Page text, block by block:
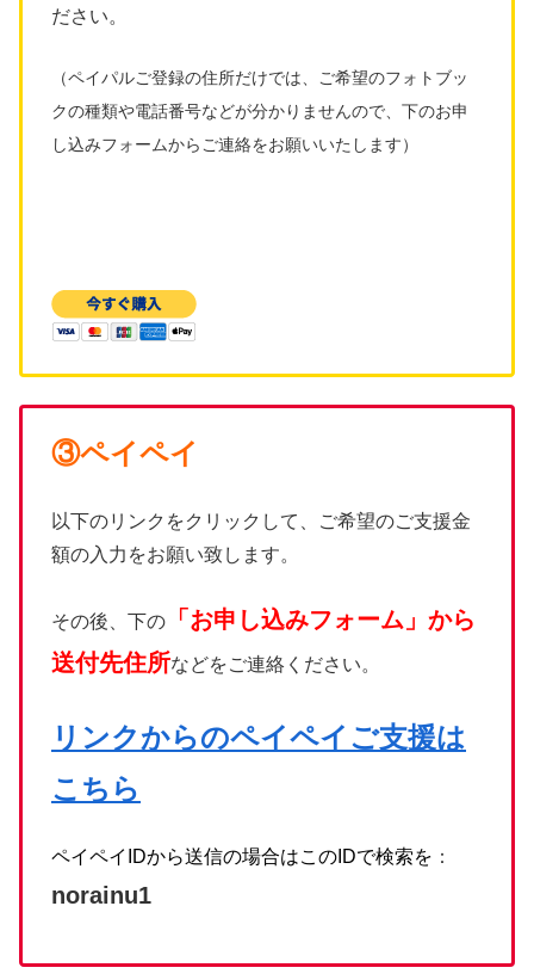
ださい。
（ペイパルご登録の住所だけでは、ご希望のフォトブッ
クの種類や電話番号などが分かりませんので、下のお申
し込みフォームからご連絡をお願いいたします）
③ペイペイ
以下のリンクをクリックして、ご希望のご支援金
額の入力をお願い致します。
その後、下の
「お申し込みフォーム」から
送付先住所などをご連絡ください。
リンクからのペイペイご支援は
こちら
ペイペイIDから送信の場合はこのIDで検索を ：
norainu1